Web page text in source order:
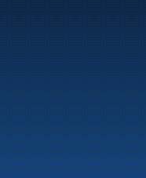
Marine
Auto &